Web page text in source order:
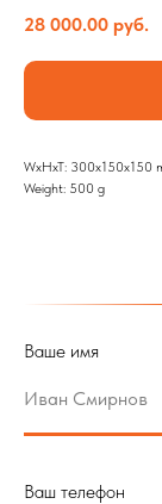
28 000.00 руб.
WxHxT: 300x150x150
Weight: 500 g
Ваше имя
Ваш телефон